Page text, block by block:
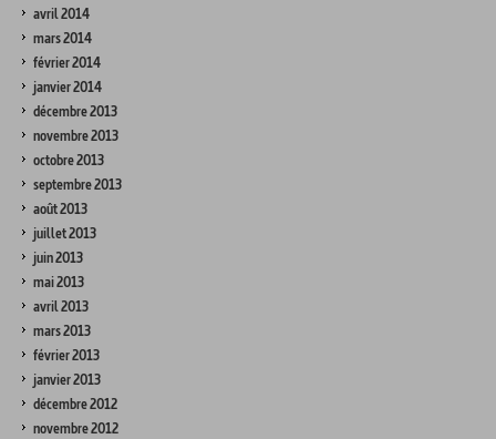
avril 2014
mars 2014
février 2014
janvier 2014
décembre 2013
novembre 2013
octobre 2013
septembre 2013
août 2013
juillet 2013
juin 2013
mai 2013
avril 2013
mars 2013
février 2013
janvier 2013
décembre 2012
novembre 2012